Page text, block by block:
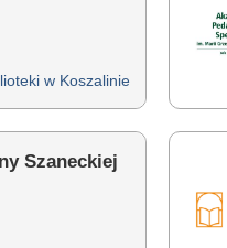
w Koszalinie
Szaneckiej